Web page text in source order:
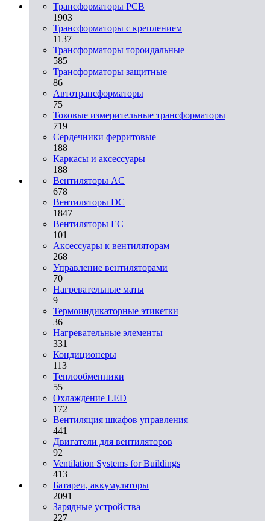
Трансформаторы PCB
1903
Трансформаторы с креплением
1137
Трансформаторы тороидальные
585
Трансформаторы защитные
86
Автотрансформаторы
75
Токовые измерительные трансформаторы
719
Сердечники ферритовые
188
Каркасы и аксессуары
188
Вентиляторы AC
678
Вентиляторы DC
1847
Вентиляторы EC
101
Аксессуары к вентиляторам
268
Управление вентиляторами
70
Нагревательные маты
9
Термоиндикаторные этикетки
36
Нагревательные элементы
331
Кондиционеры
113
Теплообменники
55
Охлаждение LED
172
Вентиляция шкафов управления
441
Двигатели для вентиляторов
92
Ventilation Systems for Buildings
413
Батареи, аккумуляторы
2091
Зарядные устройства
227